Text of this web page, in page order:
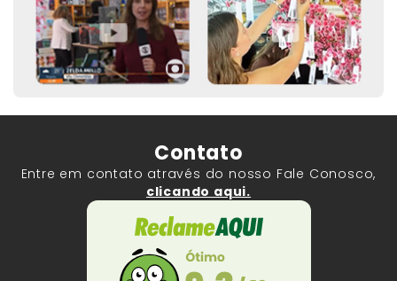
Contato
Entre em contato através do nosso Fale Conosco,
clicando aqui.